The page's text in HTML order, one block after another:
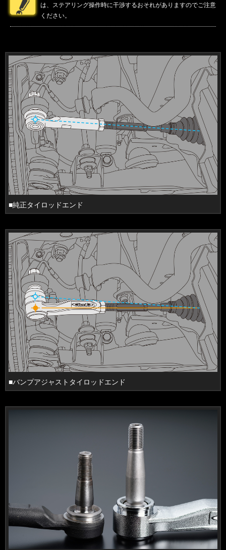
は、ステアリング操作時に干渉するおそれがありますのでご注意
ください。
■純正タイロッドエンド
■バンプアジャストタイロッドエンド